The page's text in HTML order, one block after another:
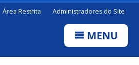
Área Restrita Administradores do Site
MENU